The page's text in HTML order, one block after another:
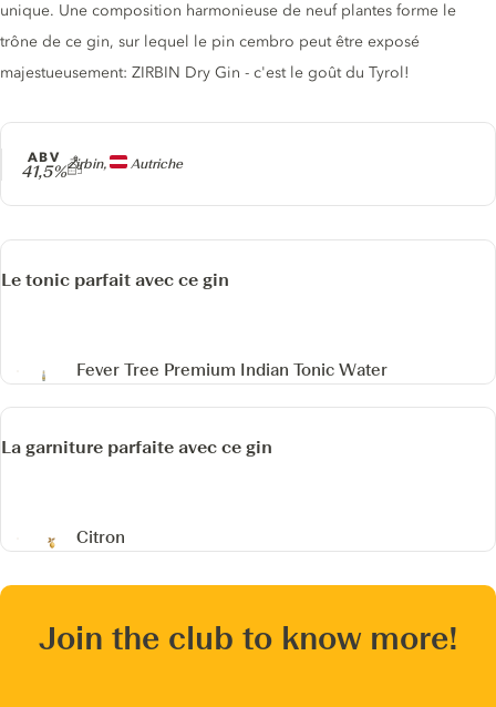
Producteur
Zirbin, Autriche
ABV
41,5%
unique. Une composition harmonieuse de neuf plantes forme le
trône de ce gin, sur lequel le pin cembro peut être exposé
majestueusement: ZIRBIN Dry Gin - c'est le goût du Tyrol!
Le tonic parfait avec ce gin
Fever Tree Premium Indian Tonic Water
La garniture parfaite avec ce gin
Citron
Join the club to know more!